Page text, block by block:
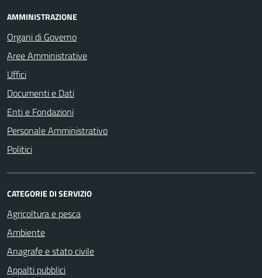
AMMINISTRAZIONE
Organi di Governo
Aree Amministrative
Uffici
Documenti e Dati
Enti e Fondazioni
Personale Amministrativo
Politici
CATEGORIE DI SERVIZIO
Agricoltura e pesca
Ambiente
Anagrafe e stato civile
Appalti pubblici